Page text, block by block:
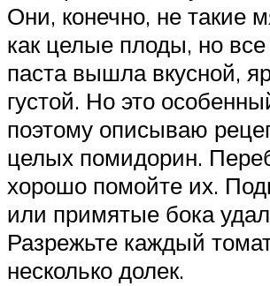
Они, конечно, не такие
как целые плоды, но
паста вышла вкусной,
густой. Но это
поэтому описываю
целых помидорин.
хорошо помойте их.
или примятые бока
Разрежьте каждый
несколько долек.